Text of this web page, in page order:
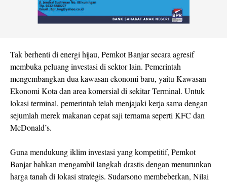
Tak berhenti di energi hijau, Pemkot Banjar secara agresif
membuka peluang investasi di sektor lain. Pemerintah
mengembangkan dua kawasan ekonomi baru, yaitu Kawasan
Ekonomi Kota dan area komersial di sekitar Terminal. Untuk
lokasi terminal, pemerintah telah menjajaki kerja sama dengan
sejumlah merek makanan cepat saji ternama seperti KFC dan
McDonald’s.
Guna mendukung iklim investasi yang kompetitif, Pemkot
Banjar bahkan mengambil langkah drastis dengan menurunkan
harga tanah di lokasi strategis. Sudarsono membeberkan, Nilai